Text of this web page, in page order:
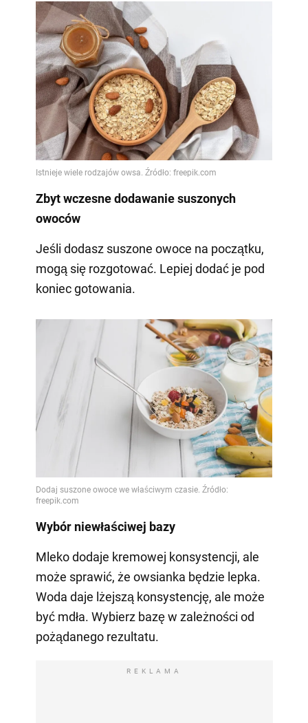
Zbyt wczesne dodawanie suszonych
owoców
Jeśli dodasz suszone owoce na początku,
mogą się rozgotować. Lepiej dodać je pod
koniec gotowania.
Wybór niewłaściwej bazy
Mleko dodaje kremowej konsystencji, ale
może sprawić, że owsianka będzie lepka.
Woda daje lżejszą konsystencję, ale może
być mdła. Wybierz bazę w zależności od
pożądanego rezultatu.
REKLAMA